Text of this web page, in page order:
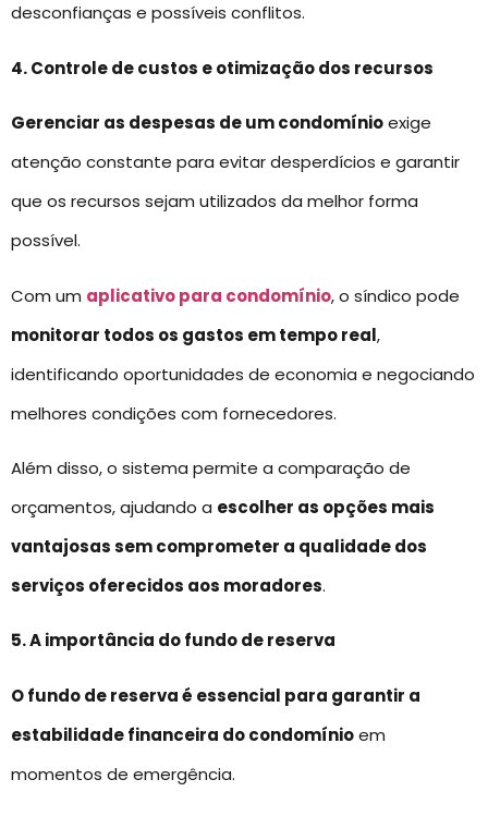
desconfianças e possíveis conflitos.
4. Controle de custos e otimização dos recursos
Gerenciar as despesas de um condomínioexige
atenção constante para evitar desperdícios e garantir
que os recursos sejam utilizados da melhor forma
possível.
Com um aplicativo para condomínio, o síndico pode
monitorar todos os gastos em tempo real,
identificando oportunidades de economia e negociando
melhores condições com fornecedores.
Além disso, o sistema permite a comparação de
orçamentos, ajudando a escolher as opções mais
vantajosas sem comprometer a qualidade dos
serviços oferecidos aos moradores.
5. A importância do fundo de reserva
O fundo de reserva é essencial para garantir a
estabilidade financeira do condomínioem
momentos de emergência.